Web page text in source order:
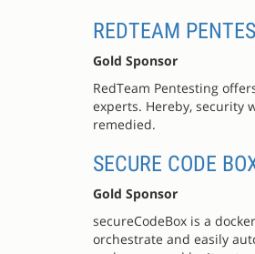
REDTEAM
Gold Sponsor
RedTeam Pentesting
experts. Hereby, security
remedied.
SECURE CODE
Gold Sponsor
secureCodeBox is a
orchestrate and easily